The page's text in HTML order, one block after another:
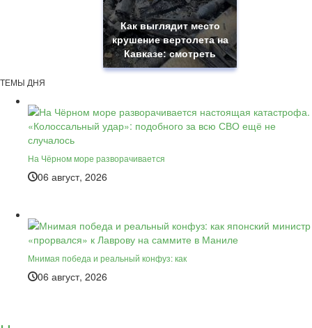
Как выглядит место
крушение вертолета на
Кавказе: смотреть
ТЕМЫ ДНЯ
На Чёрном море разворачивается
06 август, 2026
Мнимая победа и реальный конфуз: как
06 август, 2026